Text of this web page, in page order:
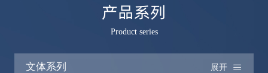
产品系列
Product series
文体系列 展开